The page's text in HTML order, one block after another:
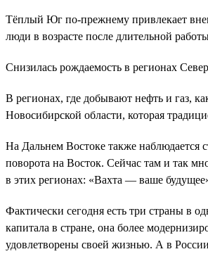
Тёплый Юг по-прежнему привлекает
люди в возрасте после длительной
Снизилась рождаемость в регионах
В регионах, где добывают нефть и газ,
Новосибирской области, которая
На Дальнем Востоке также наблюдается
поворота на Восток. Сейчас там и так
в этих регионах: «Вахта — ваше
Фактически сегодня есть три страны в
капитала в стране, она более
удовлетворены своей жизнью. А в